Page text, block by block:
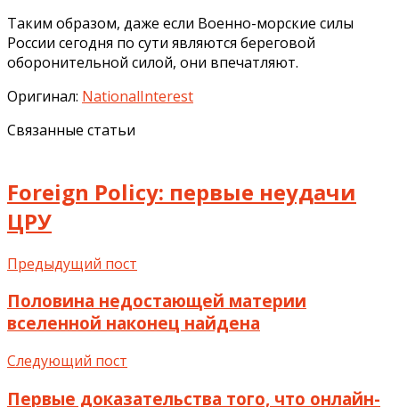
Таким образом, даже если Военно-морские силы
России сегодня по сути являются береговой
оборонительной силой, они впечатляют.
Оригинал: NationalInterest
Связанные статьи
Foreign Policy: первые неудачи
ЦРУ
Предыдущий пост
Половина недостающей материи
вселенной наконец найдена
Следующий пост
Первые доказательства того, что онлайн-